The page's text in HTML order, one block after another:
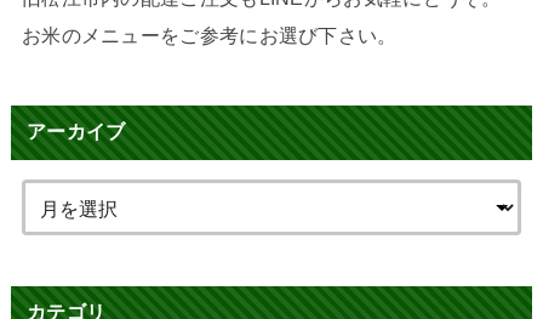
お米のメニューをご参考にお選び下さい。
アーカイブ
カテゴリ